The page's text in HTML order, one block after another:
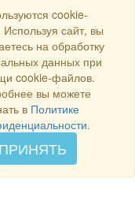
cookie-
сайт, вы
на обработку
данных при
cookie-файлов.
вы можете
в Политике
.
ПРИНЯТЬ